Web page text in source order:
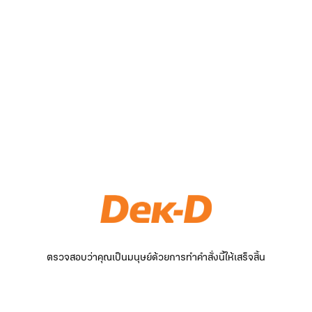
ตรวจสอบว่าคุณเป็นมนุษย์ด้วยการทำคำสั่งนี้ให้เสร็จสิ้น